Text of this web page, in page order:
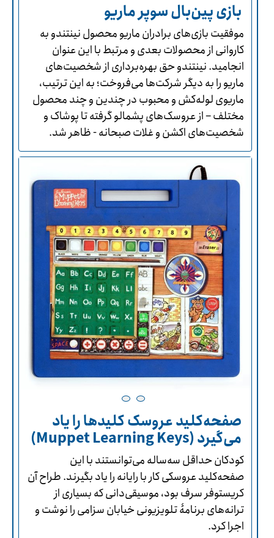
بازی پین‌بال سوپر ماریو
موفقیت بازی‌های برادران ماریو محصول نینتندو به
کاروانی از محصولات بعدی و مرتبط با این عنوان
انجامید. نینتندو حق بهره‌برداری از شخصیت‌های
ماریو را به دیگر شرکت‌ها می‌فروخت؛ به این ترتیب،
ماریوی لوله‌کش و محبوب در چندین و چند محصول
مختلف – از عروسک‌های پشمالو گرفته تا پوشاک و
شخصیت‌های اکشن و غلات صبحانه - ظاهر شد.
صفحه‌کلید عروسک کلیدها را یاد
می‌گیرد (Muppet Learning Keys)
کودکان حداقل سه‌ساله می‌توانستند با این
صفحه‌کلید عروسکی کار با رایانه‌ را یاد بگیرند. طراح آن
کریستوفر سرف بود، موسیقی‌دانی که بسیاری از
ترانه‌های برنامۀ تلویزیونی خیابان سزامی را نوشت و
اجرا کرد.